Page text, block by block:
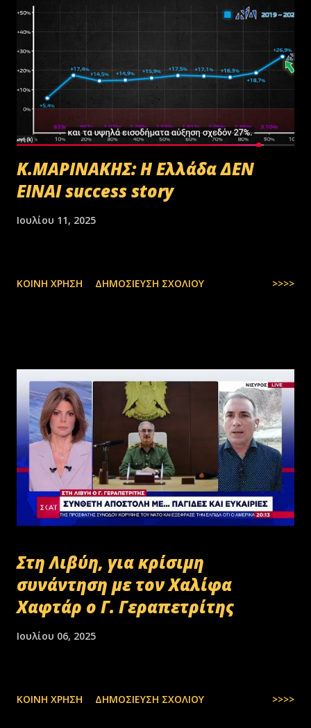
Κ.ΜΑΡΙΝΑΚΗΣ: Η Ελλάδα ΔΕΝ
ΕΙΝΑΙ success story
Ιουλίου 11, 2025
ΚΟΙΝΉ ΧΡΉΣΗ ΔΗΜΟΣΊΕΥΣΗ ΣΧΟΛΊΟΥ >>>>
Στη Λιβύη, για κρίσιμη
συνάντηση με τον Χαλίφα
Χαφτάρ ο Γ. Γεραπετρίτης
Ιουλίου 06, 2025
ΚΟΙΝΉ ΧΡΉΣΗ ΔΗΜΟΣΊΕΥΣΗ ΣΧΟΛΊΟΥ >>>>